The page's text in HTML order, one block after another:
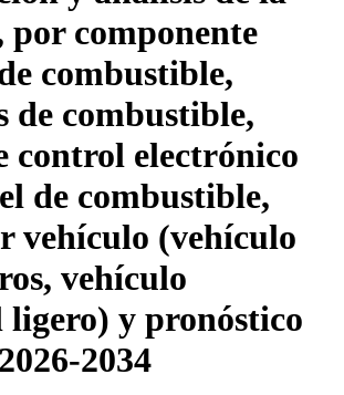
componente
combustible,
de combustible,
control electrónico
de combustible,
vehículo (vehículo
vehículo
ligero) y pronóstico
2034